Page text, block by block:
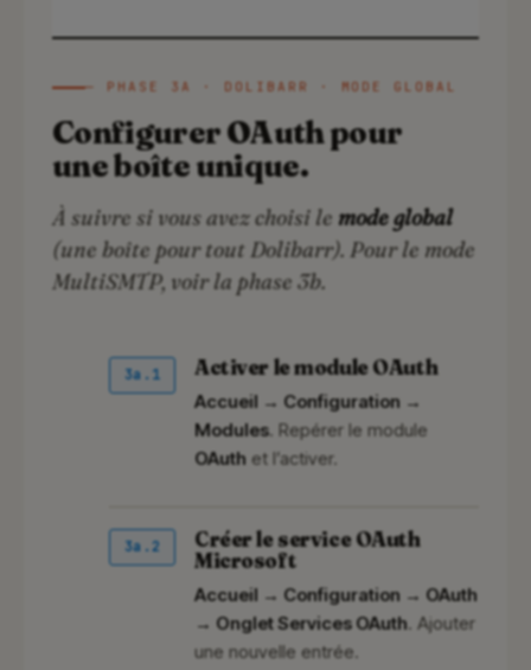
— PHASE 3A · DOLIBARR · MODE GLOBAL
Configurer OAuth pour
une boîte unique.
À suivre si vous avez choisi le mode global
(une boîte pour tout Dolibarr). Pour le mode
MultiSMTP, voir la phase 3b.
3a.1 Activer le module OAuth
Accueil → Configuration →
Modules. Repérer le module
OAuth et l’activer.
3a.2
Créer le service OAuth
Microsoft
Accueil → Configuration → OAuth
→ Onglet Services OAuth . Ajouter
une nouvelle entrée.